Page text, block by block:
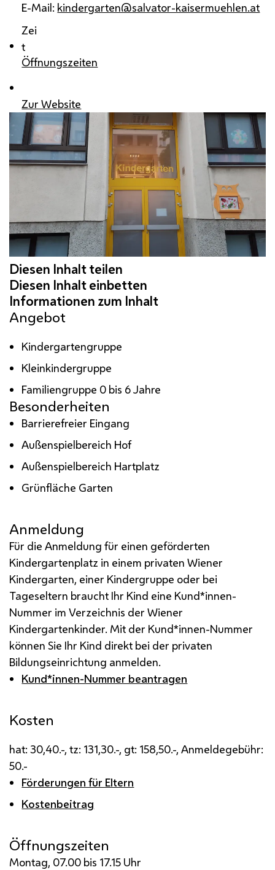
E-Mail: kindergarten@salvator-kaisermuehlen.at
Zei
t
Öffnungszeiten
Zur Website
Angebot
Kindergartengruppe
Kleinkindergruppe
Familiengruppe 0 bis 6 Jahre
Besonderheiten
Barrierefreier Eingang
Außenspielbereich Hof
Außenspielbereich Hartplatz
Grünfläche Garten
Anmeldung
Für die Anmeldung für einen geförderten
Kindergartenplatz in einem privaten Wiener
Kindergarten, einer Kindergruppe oder bei
Tageseltern braucht Ihr Kind eine Kund*innen-
Nummer im Verzeichnis der Wiener
Kindergartenkinder. Mit der Kund*innen-Nummer
können Sie Ihr Kind direkt bei der privaten
Bildungseinrichtung anmelden.
Kund*innen-Nummer beantragen
Kosten
hat: 30,40.-, tz: 131,30.-, gt: 158,50.-, Anmeldegebühr:
50.-
Förderungen für Eltern
Kostenbeitrag
Öffnungszeiten
Montag, 07.00 bis 17.15 Uhr